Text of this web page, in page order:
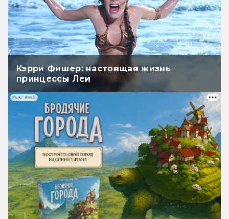
Кэрри Фишер: настоящая жизнь
принцессы Леи
РЕКЛАМА